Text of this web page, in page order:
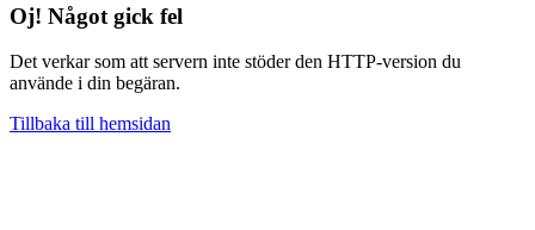
Oj! Något gick fel
Det verkar som att servern inte stöder den HTTP-version du
använde i din begäran.
Tillbaka till hemsidan